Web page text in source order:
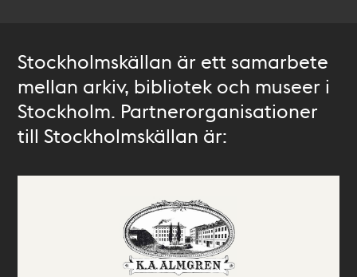
Stockholmskällan är ett samarbete
mellan arkiv, bibliotek och museer i
Stockholm. Partnerorganisationer
till Stockholmskällan är: